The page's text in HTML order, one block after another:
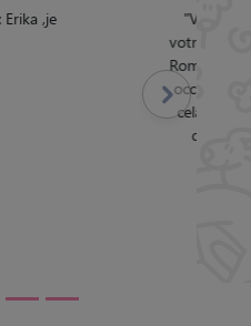
une garde pour
les yeux fermés.
pendant 9 jours et
Nous avons eu
et nous
Suivant